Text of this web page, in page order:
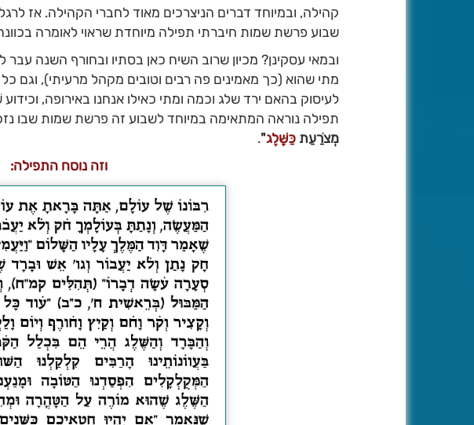
קהילה, ובמיוחד דברים הניצרכים מאוד לחברי הקהילה. אז
שבוע פרשת שמות חיברתי תפילה מיוחדת שראוי לאומרה בכוונה,
ובמאי עסקינן? מכיון שרוב השיח כאן בסתיו ובחורף השנה
מתי שהוא (כך מאמינים פה רבים וטובים מקהל מרעיתי), וגם
לעיסוק בהאם ירד שלג וכמה ומתי כאילו אנחנו באירופה,
תפילה נוראה המתאימה במיוחד לשבוע זה פרשת שמות שבו
מְצֹרַעַת כַּשָּׁלֶג"
.
וזה נוסח התפילה: